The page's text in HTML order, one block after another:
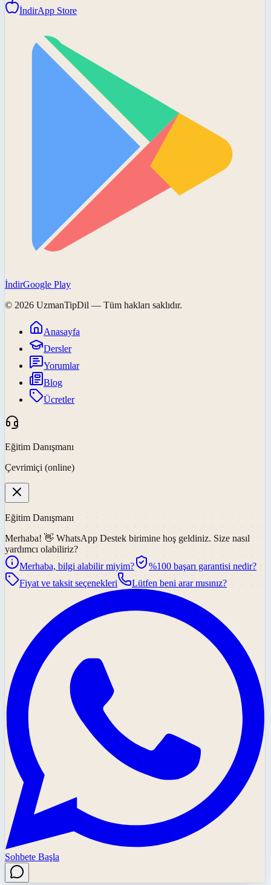
İndirApp Store
İndirGoogle Play
© 2026 UzmanTipDil — Tüm hakları saklıdır.
Anasayfa
Dersler
Yorumlar
Blog
Ücretler
Eğitim Danışmanı
Çevrimiçi (online)
Eğitim Danışmanı
Merhaba! 👋 WhatsApp Destek birimine hoş geldiniz. Size nasıl
yardımcı olabiliriz?
Merhaba, bilgi alabilir miyim?
%100 başarı garantisi nedir?
Fiyat ve taksit seçenekleri
Lütfen beni arar mısınız?
Sohbete Başla